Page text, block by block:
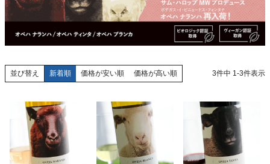
並び替え 新着順 価格が安い順 価格が高い順 3件中 1 -3件表示